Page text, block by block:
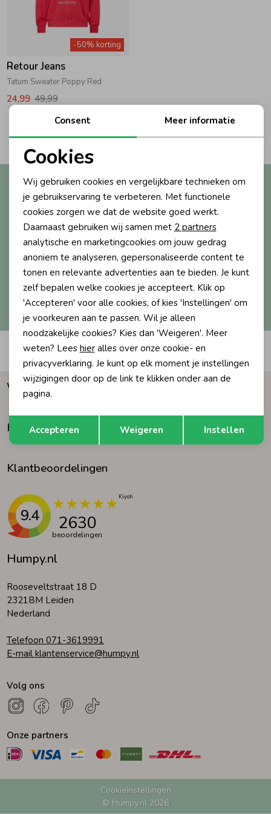
Zwemkleding
Vesten
Overhemden
Colberts & Gilets
Boxpakjes
Rompers
Ondergoed
Regenkleding &-laarzen
Zomeraccessoires
Kledingaccessoires
Zwemkleding
Vesten
Overhemden
Jurken
Rokken & Skorts
Jumpsuits
Blouses
Blazers & Gilets
Leggings
Boxpakjes
Ondergoed
Regenkleding &-laarzen
Kledingaccessoires
Beenmode
Winteraccessoires
Cadeaubonnen
Kledingaccessoires
Babyaccessoires
Verzorgingsproducten
Beenmode
Winteraccessoires
Winterjassen
Zwemvesten & Zwembandjes
Winterjassen
-50% korting
Retour Jeans
Tatum Sweater Poppy Red
24,99 49,99
Altijd als eerste op de hoogte?
Ontvang nieuwe collecties, exclusieve acties én direct
10% korting* op je eerste bestelling.
Aanmelden
Hoe we met je data omgaan? Bekijk dit in onze
privacyverklaring.
Automatisch sparen voor korting
Humpy.nl
Rooseveltstraat 18 D
2321BM Leiden
Nederland
Telefoon 071-3619991
E-mail klantenservice@humpy.nl
Waarom Humpy?
Klantenservice
Klantbeoordelingen
9.4 2630
beoordelingen
Volg ons
Onze partners
Cookieinstellingen
© Humpy.nl 2026
Noodzakelijke cookies
Personalisatie cookies
Analytische cookies
Marketing cookies
Terug Opslaan
Consent Meer informatie
Cookies
Wij gebruiken cookies en vergelijkbare technieken om
je gebruikservaring te verbeteren. Met functionele
cookies zorgen we dat de website goed werkt.
Daarnaast gebruiken wij samen met 2 partners
analytische en marketingcookies om jouw gedrag
anoniem te analyseren, gepersonaliseerde content te
tonen en relevante advertenties aan te bieden. Je kunt
zelf bepalen welke cookies je accepteert. Klik op
'Accepteren' voor alle cookies, of kies 'Instellingen' om
je voorkeuren aan te passen. Wil je alleen
noodzakelijke cookies? Kies dan 'Weigeren'. Meer
weten? Lees hieralles over onze cookie- en
privacyverklaring. Je kunt op elk moment je instellingen
wijzigingen door op de link te klikken onder aan de
pagina.
Accepteren Weigeren Instellen